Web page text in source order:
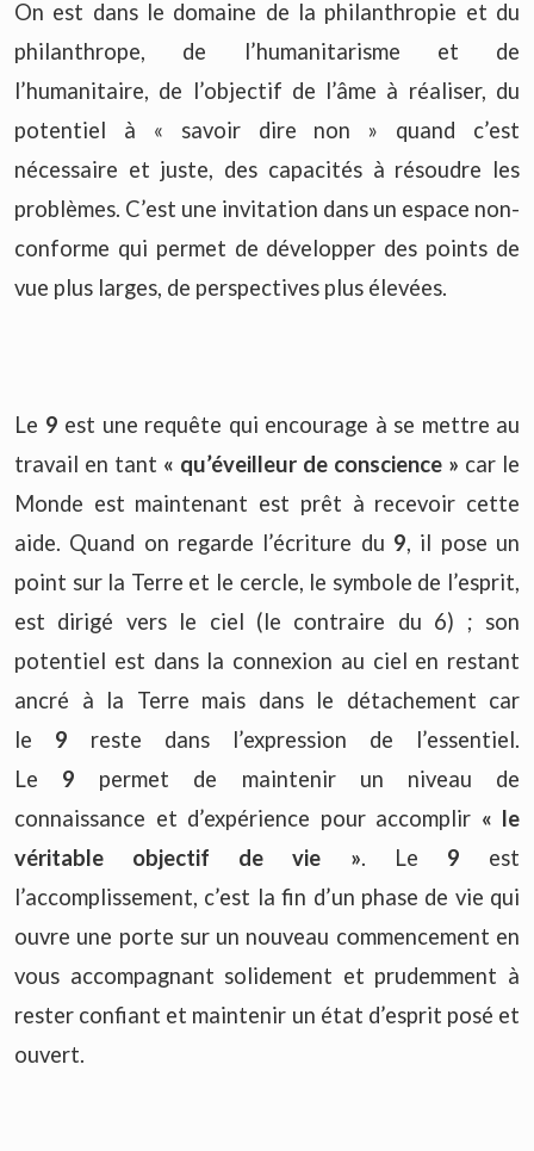
On est dans le domaine de la philanthropie et du
philanthrope, de l’humanitarisme et de
l’humanitaire, de l’objectif de l’âme à réaliser, du
potentiel à « savoir dire non » quand c’est
nécessaire et juste, des capacités à résoudre les
problèmes. C’est une invitation dans un espace non-
conforme qui permet de développer des points de
vue plus larges, de perspectives plus élevées.
Le 9 est une requête qui encourage à se mettre au
travail en tant « qu’éveilleur de conscience » car le
Monde est maintenant est prêt à recevoir cette
aide. Quand on regarde l’écriture du 9, il pose un
point sur la Terre et le cercle, le symbole de l’esprit,
est dirigé vers le ciel (le contraire du 6) ; son
potentiel est dans la connexion au ciel en restant
ancré à la Terre mais dans le détachement car
le 9 reste dans l’expression de l’essentiel.
Le 9 permet de maintenir un niveau de
connaissance et d’expérience pour accomplir « le
véritable objectif de vie ». Le 9 est
l’accomplissement, c’est la fin d’un phase de vie qui
ouvre une porte sur un nouveau commencement en
vous accompagnant solidement et prudemment à
rester confiant et maintenir un état d’esprit posé et
ouvert.